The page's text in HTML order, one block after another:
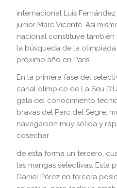
internacional Luis
junior Marc Vicente. Así
nacional constituye también
la búsqueda de la
próximo año en París.
En la primera fase del
canal olímpico de La Seu
gala del conocimiento
bravas del Parc del Segre,
navegación muy sólida y
cosechar
de esta forma un tercero,
las mangas selectivas. Esta
Daniel Pérez en tercera